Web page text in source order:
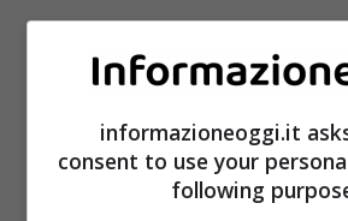
informazioneoggi.it
consent to use your
following